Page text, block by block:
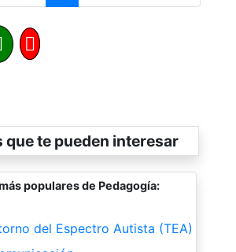
que te pueden interesar
populares de Pedagogía:
del Espectro Autista (TEA)